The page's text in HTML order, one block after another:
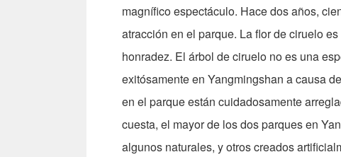
magnífico espectáculo. Hace dos años,
atracción en el parque. La flor de ciruelo
honradez. El árbol de ciruelo no es una
exitósamente en Yangmingshan a causa
en el parque están cuidadosamente
cuesta, el mayor de los dos parques en
algunos naturales, y otros creados